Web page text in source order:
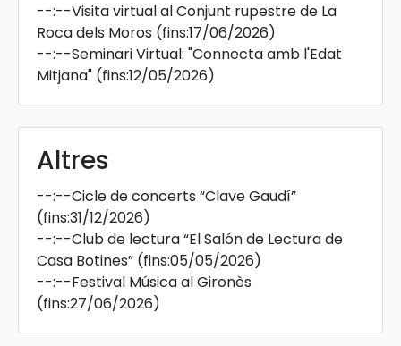
--:--Visita virtual al Conjunt rupestre de La
Roca dels Moros (fins:17/06/2026)
--:--Seminari Virtual: "Connecta amb l'Edat
Mitjana" (fins:12/05/2026)
Altres
--:--Cicle de concerts “Clave Gaudí”
(fins:31/12/2026)
--:--Club de lectura “El Salón de Lectura de
Casa Botines” (fins:05/05/2026)
--:--Festival Música al Gironès
(fins:27/06/2026)